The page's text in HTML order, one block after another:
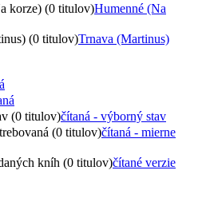
korze) (0 titulov)Humenné (Na
(0 titulov)Trnava (Martinus)
(0 titulov)čítaná - výborný stav
(0 titulov)čítaná - mierne
kníh (0 titulov)čítané verzie